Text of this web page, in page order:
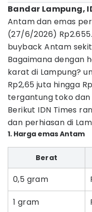
Bandar Lampung,
Antam dan emas
(27/6/2026)
buyback Antam
Bagaimana dengan
karat di Lampung?
Rp2,65 juta hingga
tergantung toko
Berikut IDN Times
dan perhiasan di
1. Harga emas Antam
Berat
0,5 gram
1 gram